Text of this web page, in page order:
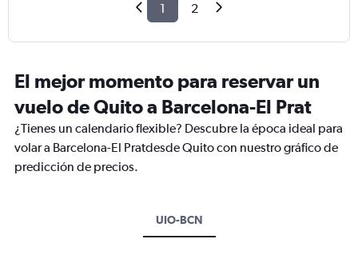
1 2
El mejor momento para reservar un
vuelo de Quito a Barcelona-El Prat
¿Tienes un calendario flexible? Descubre la época ideal para
volar a Barcelona-El Pratdesde Quito con nuestro gráfico de
predicción de precios.
UIO-BCN